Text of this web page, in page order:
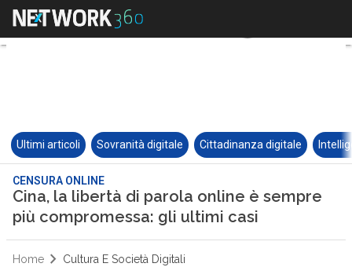
Ultimi articoli Sovranità digitale Cittadinanza digitale
CENSURA ONLINE
Cina, la libertà di parola online è sempre
più compromessa: gli ultimi casi
Home Cultura E Società Digitali